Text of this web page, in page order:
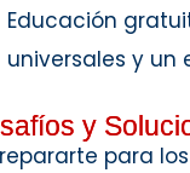
Educación
universales y
y
para